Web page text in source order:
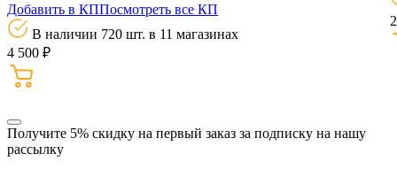
Добавить в КППосмотреть все КП
В наличии 720 шт. в 11 магазинах
4 500 ₽
Получите 5% скидку на первый заказ за подписку на нашу
рассылку